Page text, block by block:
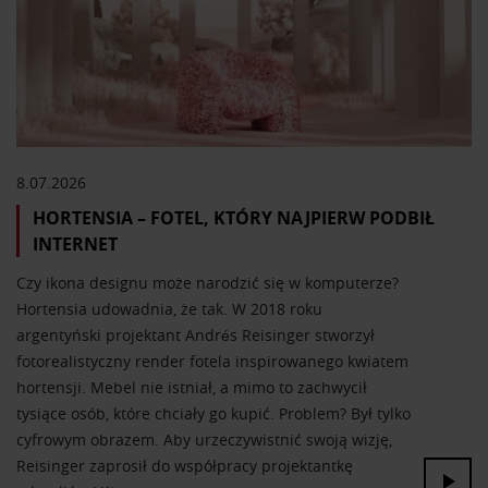
8.07.2026
HORTENSIA – FOTEL, KTÓRY NAJPIERW PODBIŁ
INTERNET
Czy ikona designu może narodzić się w komputerze?
Hortensia udowadnia, że tak. W 2018 roku
argentyński projektant Andrés Reisinger stworzył
fotorealistyczny render fotela inspirowanego kwiatem
hortensji. Mebel nie istniał, a mimo to zachwycił
tysiące osób, które chciały go kupić. Problem? Był tylko
cyfrowym obrazem. Aby urzeczywistnić swoją wizję,
Reisinger zaprosił do współpracy projektantkę